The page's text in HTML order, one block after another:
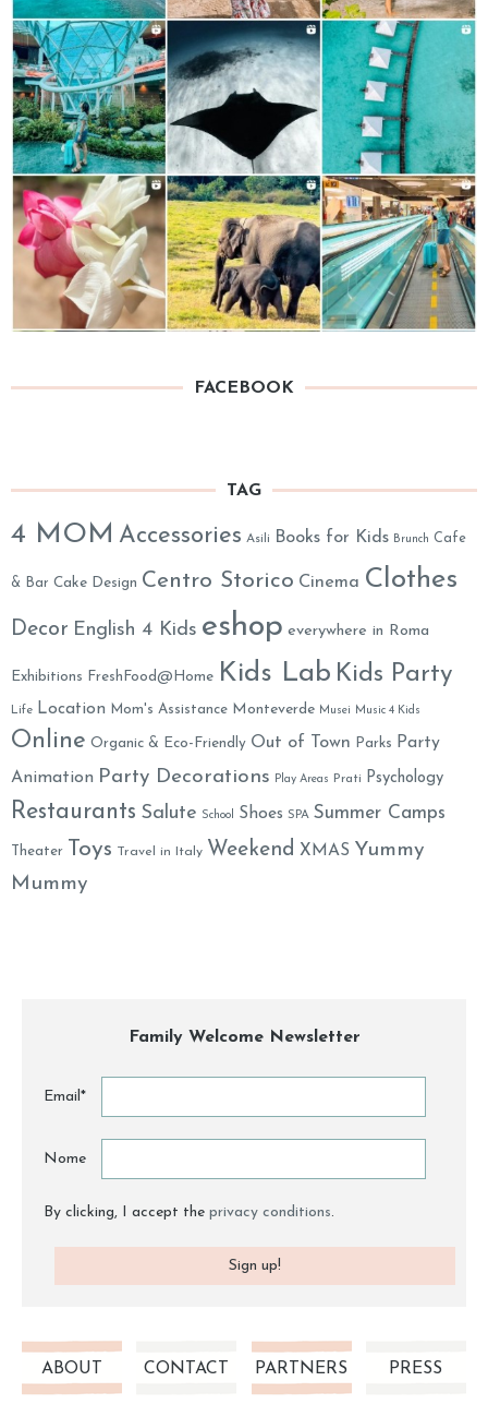
FACEBOOK
TAG
4 MOM Accessories Asili Books for Kids Brunch Cafe
& Bar Cake Design Centro Storico Cinema Clothes
Decor English 4 Kids eshop everywhere in Roma
Exhibitions FreshFood@Home Kids Lab Kids Party
Life Location Mom's Assistance Monteverde Musei Music 4 Kids
Online Organic & Eco-Friendly Out of Town Parks
Party
Animation Party Decorations Play Areas Prati Psychology
Restaurants Salute School Shoes SPA Summer Camps
Theater Toys Travel in Italy Weekend XMAS Yummy
Mummy
Family Welcome Newsletter
Email*
Nome
By clicking, I accept the privacy conditions.
ABOUT CONTACT PARTNERS PRESS